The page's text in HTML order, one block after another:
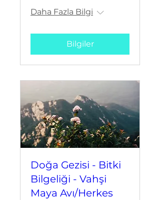
Daha Fazla Bilgi
Bilgiler
Doğa Gezisi - Bitki
Bilgeliği - Vahşi
Maya Avı/Herkes